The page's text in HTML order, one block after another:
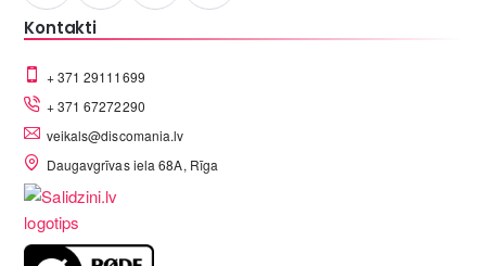
Kontakti
+ 371 29111699
+ 371 67272290
veikals@discomania.lv
Daugavgrīvas iela 68A, Rīga